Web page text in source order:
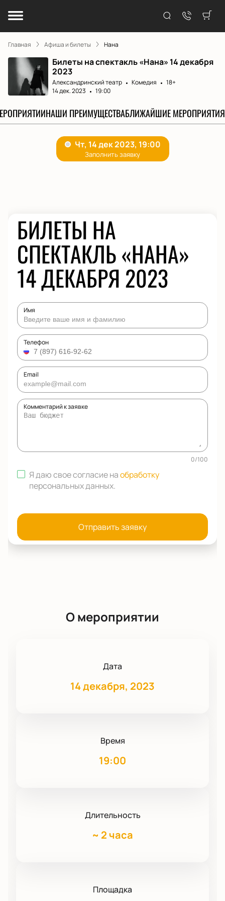
Главная Афиша и билеты Нана
Билеты на спектакль «Нана» 14 декабря
2023
Александринский театр Комедия
18+
14 дек. 2023
19:00
НАШИ ПРЕИМУЩЕСТВАБЛИЖАЙШИЕ МЕРОПРИЯТИЯ
БИЛЕТЫ НА
СПЕКТАКЛЬ «НАНА»
14 ДЕКАБРЯ 2023
Имя
Телефон
Email
Комментарий к заявке
0/100
Я даю свое согласие наобработку
персональных данных.
Отправить заявку
О мероприятии
Дата
14 декабря, 2023
Время
19:00
Длительность
~ 2 часа
Площадка